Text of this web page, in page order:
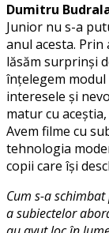
Dumitru
Junior nu s-a
anul acesta.
lăsăm surprinşi
înţelegem modul
interesele şi
matur cu
Avem filme cu
tehnologia
copii care îşi
Cum s-a
a subiectelor